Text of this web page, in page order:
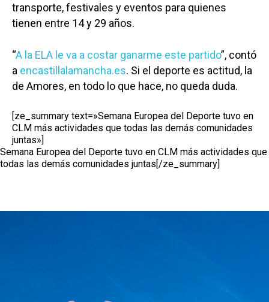
transporte, festivales y eventos para quienes
tienen entre 14 y 29 años.
“A la ELA le va a costar ganarme este partido”, contó
a encastillalamancha.es. Si el deporte es actitud, la
de Amores, en todo lo que hace, no queda duda.
[ze_summary text=»Semana Europea del Deporte tuvo en
CLM más actividades que todas las demás comunidades
juntas»]
Semana Europea del Deporte tuvo en CLM más actividades que
todas las demás comunidades juntas[/ze_summary]